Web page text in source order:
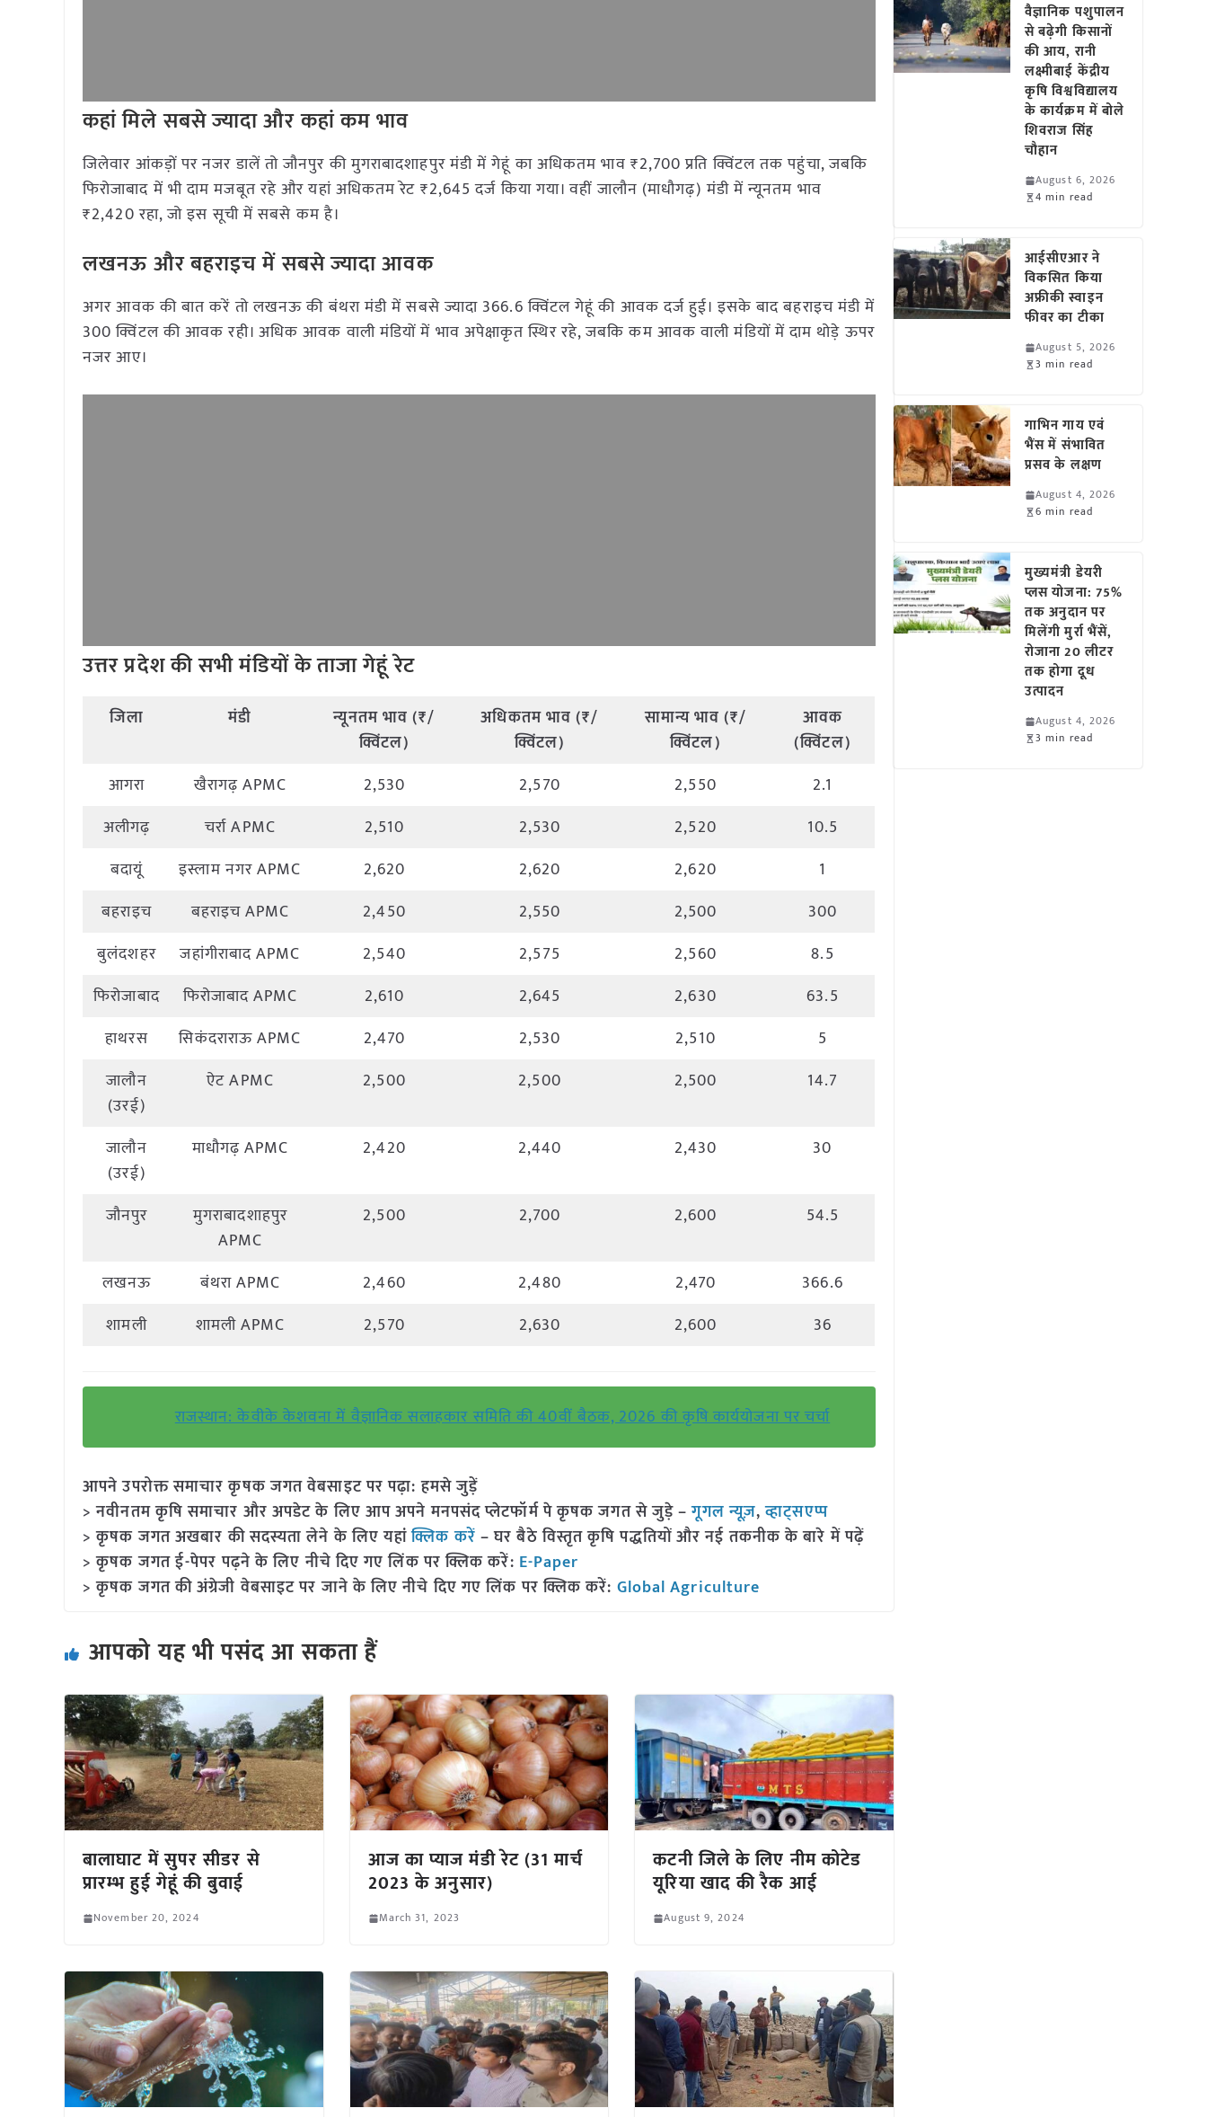
कहां मिले सबसे ज्यादा और कहां कम भाव
जिलेवार आंकड़ों पर नजर डालें तो जौनपुर की मुगराबादशाहपुर मंडी में गेहूं का अधिकतम भाव ₹2,700 प्रति क्विंटल तक पहुंचा, जबकि
फिरोजाबाद में भी दाम मजबूत रहे और यहां अधिकतम रेट ₹2,645 दर्ज किया गया। वहीं जालौन (माधौगढ़) मंडी में न्यूनतम भाव
₹2,420 रहा, जो इस सूची में सबसे कम है।
लखनऊ और बहराइच में सबसे ज्यादा आवक
अगर आवक की बात करें तो लखनऊ की बंथरा मंडी में सबसे ज्यादा 366.6 क्विंटल गेहूं की आवक दर्ज हुई। इसके बाद बहराइच मंडी में
300 क्विंटल की आवक रही। अधिक आवक वाली मंडियों में भाव अपेक्षाकृत स्थिर रहे, जबकि कम आवक वाली मंडियों में दाम थोड़े ऊपर
नजर आए।
उत्तर प्रदेश की सभी मंडियों के ताजा गेहूं रेट
जिला मंडी
न्यूनतम भाव (₹/
क्विंटल)
अधिकतम भाव (₹/
क्विंटल)
सामान्य भाव (₹/
क्विंटल)
आवक
(क्विंटल)
आगरा
खैरागढ़ APMC 2,530 2,570 2,550
2.1
अलीगढ़
चर्रा APMC 2,510 2,530 2,520
10.5
बदायूं
इस्लाम नगर APMC 2,620 2,620 2,620
1
बहराइच
बहराइच APMC 2,450 2,550 2,500
300
बुलंदशहर
जहांगीराबाद APMC 2,540 2,575 2,560
8.5
फिरोजाबाद
फिरोजाबाद APMC 2,610 2,645 2,630
63.5
हाथरस
सिकंदराराऊ APMC 2,470 2,530 2,510
5
जालौन
(उरई)
ऐट APMC 2,500 2,500 2,500 14.7
जालौन
(उरई)
माधौगढ़ APMC 2,420 2,440 2,430 30
जौनपुर
मुगराबादशाहपुर
APMC
2,500 2,700 2,600 54.5
लखनऊ बंथरा APMC 2,460 2,480 2,470
366.6
शामली
शामली APMC 2,570 2,630 2,600 36
राजस्थान: केवीके केशवना में वैज्ञानिक सलाहकार समिति की 40वीं बैठक, 2026 की कृषि कार्ययोजना पर चर्चा
आपने उपरोक्त समाचार कृषक जगत वेबसाइट पर पढ़ा: हमसे जुड़ें
> नवीनतम कृषि समाचार और अपडेट के लिए आप अपने मनपसंद प्लेटफॉर्म पे कृषक जगत से जुड़े –गूगल न्यूज़,व्हाट्सएप्प
> कृषक जगत अखबार की सदस्यता लेने के लिए यहांक्लिक करें – घर बैठे विस्तृत कृषि पद्धतियों और नई तकनीक के बारे में पढ़ें
> कृषक जगत ई-पेपर पढ़ने के लिए नीचे दिए गए लिंक पर क्लिक करें: E-Paper
> कृषक जगत की अंग्रेजी वेबसाइट पर जाने के लिए नीचे दिए गए लिंक पर क्लिक करें: Global Agriculture
आपको यह भी पसंद आ सकता हैं
बालाघाट में सुपर सीडर से
प्रारम्भ हुई गेहूं की बुवाई
November 20, 2024
आज का प्याज मंडी रेट (31 मार्च
2023 के अनुसार)
March 31, 2023
कटनी जिले के लिए नीम कोटेड
यूरिया खाद की रैक आई
August 9, 2024
वैज्ञानिक पशुपालन
से बढ़ेगी किसानों
की आय, रानी
लक्ष्मीबाई केंद्रीय
कृषि विश्वविद्यालय
के कार्यक्रम में बोले
शिवराज सिंह
चौहान
August 6, 2026
4 min read
आईसीएआर ने
विकसित किया
अफ्रीकी स्वाइन
फीवर का टीका
August 5, 2026
3 min read
गाभिन गाय एवं
भैंस में संभावित
प्रसव के लक्षण
August 4, 2026
6 min read
मुख्यमंत्री डेयरी
प्लस योजना: 75%
तक अनुदान पर
मिलेंगी मुर्रा भैंसें,
रोजाना 20 लीटर
तक होगा दूध
उत्पादन
August 4, 2026
3 min read